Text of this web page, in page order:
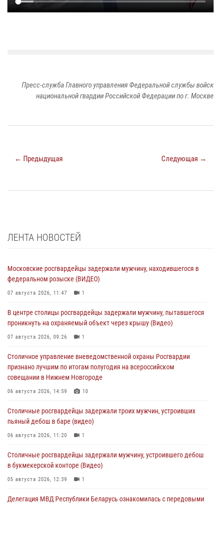
Пресс-служба Главного управления Федеральной службы войск
национальной гвардии Российской Федерации по г. Москве
← Предыдущая Следующая →
ЛЕНТА НОВОСТЕЙ
Московские росгвардейцы задержали мужчину, находившегося в
федеральном розыске (ВИДЕО)
07 августа 2026, 11:47 1
В центре столицы росгвардейцы задержали мужчину, пытавшегося
проникнуть на охраняемый объект через крышу (Видео)
07 августа 2026, 09:26 1
Столичное управление вневедомственной охраны Росгвардии
признано лучшим по итогам полугодия на всероссийском
совещании в Нижнем Новгороде
06 августа 2026, 14:59 10
Столичные росгвардейцы задержали троих мужчин, устроивших
пьяный дебош в баре (видео)
06 августа 2026, 11:20 1
Столичные росгвардейцы задержали мужчину, устроившего дебош
в букмекерской конторе (Видео)
05 августа 2026, 12:39 1
Делегация МВД Республики Беларусь ознакомилась с передовыми